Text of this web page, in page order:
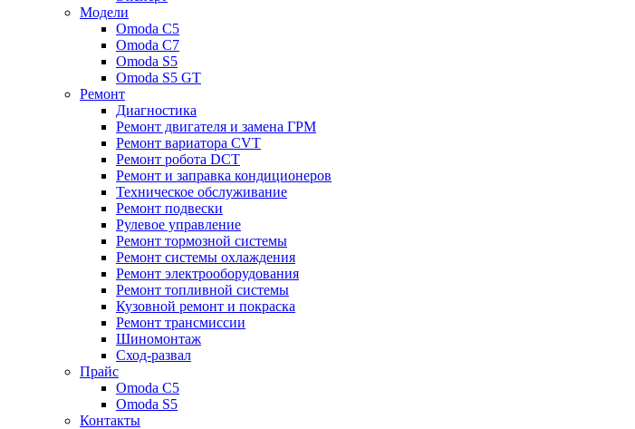
Модели
Omoda C5
Omoda C7
Omoda S5
Omoda S5 GT
Ремонт
Диагностика
Ремонт двигателя и замена ГРМ
Ремонт вариатора CVT
Ремонт робота DCT
Ремонт и заправка кондиционеров
Техническое обслуживание
Ремонт подвески
Рулевое управление
Ремонт тормозной системы
Ремонт системы охлаждения
Ремонт электрооборудования
Ремонт топливной системы
Кузовной ремонт и покраска
Ремонт трансмиссии
Шиномонтаж
Сход-развал
Прайс
Omoda C5
Omoda S5
Контакты